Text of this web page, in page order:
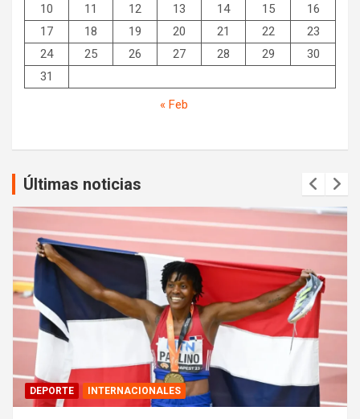
10
11 12 13 14 15
16
17
18 19 20 21 22
23
24
25 26 27 28 29
30
31
« Feb
Últimas noticias
DEPORTE INTERNACIONALES